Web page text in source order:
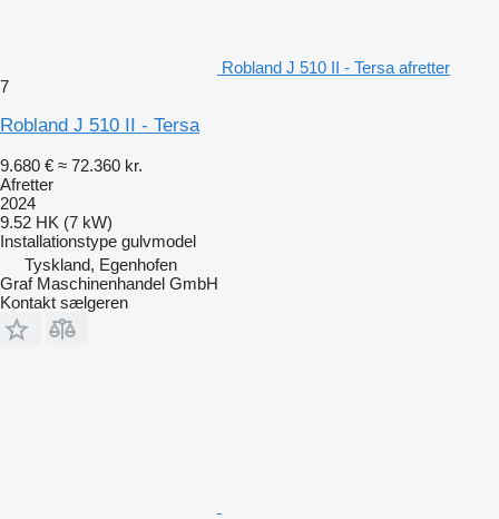
Robland J 510 II - Tersa afretter
7
Robland J 510 II - Tersa
9.680 € ≈ 72.360 kr.
Afretter
2024
9.52 HK (7 kW)
Installationstype gulvmodel
Tyskland, Egenhofen
Graf Maschinenhandel GmbH
Kontakt sælgeren